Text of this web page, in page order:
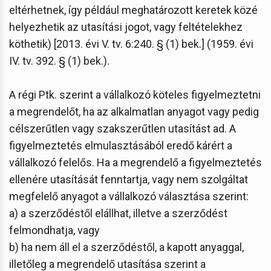
eltérhetnek, így például meghatározott keretek közé
helyezhetik az utasítási jogot, vagy feltételekhez
köthetik) [2013. évi V. tv. 6:240. § (1) bek.] (1959. évi
IV. tv. 392. § (1) bek.).
A régi Ptk. szerint a vállalkozó köteles figyelmeztetni
a megrendelőt, ha az alkalmatlan anyagot vagy pedig
célszerűtlen vagy szakszerűtlen utasítást ad. A
figyelmeztetés elmulasztásából eredő kárért a
vállalkozó felelős. Ha a megrendelő a figyelmeztetés
ellenére utasítását fenntartja, vagy nem szolgáltat
megfelelő anyagot a vállalkozó választása szerint:
a) a szerződéstől elállhat, illetve a szerződést
felmondhatja, vagy
b) ha nem áll el a szerződéstől, a kapott anyaggal,
illetőleg a megrendelő utasítása szerint a